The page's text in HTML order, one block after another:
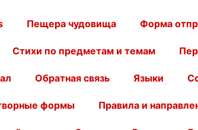
Пещера чудовища Форма
Стихи по предметам и темам
Обратная связь Языки
формы Правила и